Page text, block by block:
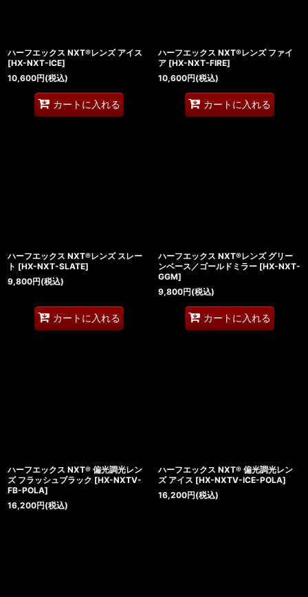
ハーフエックス NXT®レンズ アイス
[HX-NXT-ICE]
10,600円(税込)
カートに入れる
ハーフエックス NXT®レンズ ファイ
ア [HX-NXT-FIRE]
10,600円(税込)
カートに入れる
ハーフエックス NXT®レンズ スレー
ト [HX-NXT-SLATE]
9,800円(税込)
カートに入れる
ハーフエックス NXT®レンズ グリー
ンベース／ゴールドミラー [HX-NXT-
GGM]
9,800円(税込)
カートに入れる
ハーフエックス NXT® 偏光調光レン
ズ フラッシュブラック [HX-NXTV-
FB-POLA]
16,200円(税込)
ハーフエックス NXT® 偏光調光レン
ズ アイス [HX-NXTV-ICE-POLA]
16,200円(税込)